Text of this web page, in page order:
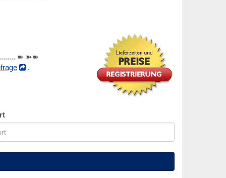
➽ ➽➽
.